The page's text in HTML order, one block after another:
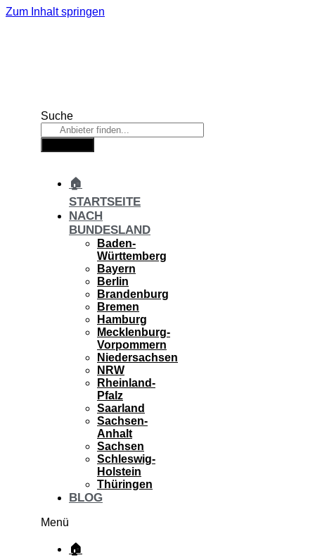
Zum Inhalt springen
Suche
🏠
STARTSEITE
NACH
BUNDESLAND
Baden-
Württemberg
Bayern
Berlin
Brandenburg
Bremen
Hamburg
Mecklenburg-
Vorpommern
Niedersachsen
NRW
Rheinland-
Pfalz
Saarland
Sachsen-
Anhalt
Sachsen
Schleswig-
Holstein
Thüringen
BLOG
Menü
🏠